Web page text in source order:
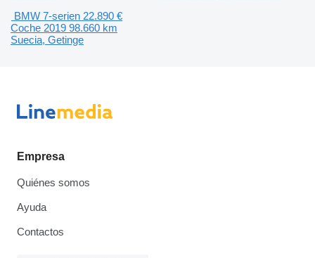
BMW 7-serien 22.890 €
Coche 2019 98.660 km
Suecia, Getinge
Empresa
Quiénes somos
Ayuda
Contactos